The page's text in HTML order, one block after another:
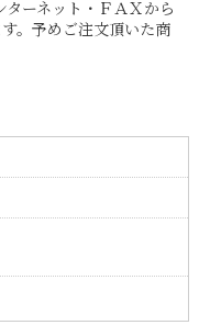
ーネット・ＦＡＸから
。予めご注文頂いた商